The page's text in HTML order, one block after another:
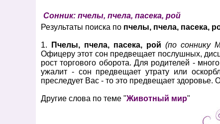
Сонник: пчелы, пчела, пасека, рой
Результаты поиска по пчелы, пчела, пасека,
1. Пчелы, пчела, пасека, рой(по соннику
Офицеру этот сон предвещает послушных,
рост торгового оборота. Для родителей -
ужалит - сон предвещает утрату или
преследует Вас - то это предвещает
Другие слова по теме "Животный мир"